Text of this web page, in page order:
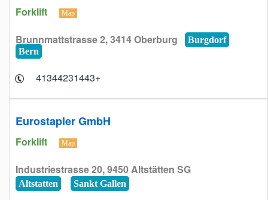
Forklift Map
Brunnmattstrasse 2, 3414 Oberburg
Burgdorf
Bern
+41344231443
Eurostapler GmbH
Forklift Map
Industriestrasse 20, 9450 Altstätten SG
Altstatten Sankt Gallen